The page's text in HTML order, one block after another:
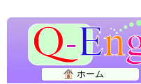
ホーム